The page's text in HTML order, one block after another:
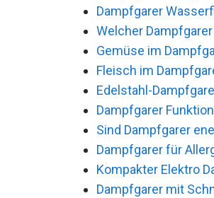
Dampfgarer
Welcher
Gemüse im
Fleisch im
Edelstahl-
Dampfgarer
Sind Dampfgarer
Dampfgarer für
Kompakter Elektro
Dampfgarer mit